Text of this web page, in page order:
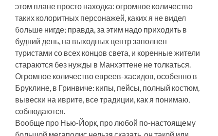
этом плане просто находка: огромное количество
таких колоритных персонажей, каких я не видел
больше нигде; правда, за этим надо приходить в
будний день, на выходных центр заполнен
туристами со всех концов света, и коренные жители
стараются без нужды в Манхэттене не толкаться.
Огромное количество евреев-хасидов, особенно в
Бруклине, в Гринвиче: кипы, пейсы, полный костюм,
вывески на иврите, все традиции, как я понимаю,
соблюдаются.
Вообще про Нью-Йорк, про любой по-настоящему